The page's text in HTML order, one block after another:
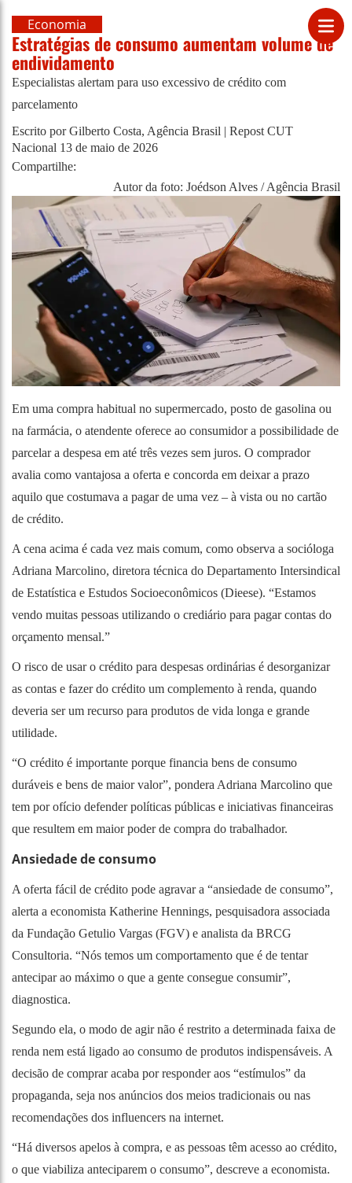
Economia
Estratégias de consumo aumentam volume de
endividamento
Especialistas alertam para uso excessivo de crédito com
parcelamento
Escrito por Gilberto Costa, Agência Brasil | Repost CUT
Nacional 13 de maio de 2026
Compartilhe:
Autor da foto: Joédson Alves / Agência Brasil
Em uma compra habitual no supermercado, posto de gasolina ou
na farmácia, o atendente oferece ao consumidor a possibilidade de
parcelar a despesa em até três vezes sem juros. O comprador
avalia como vantajosa a oferta e concorda em deixar a prazo
aquilo que costumava a pagar de uma vez – à vista ou no cartão
de crédito.
A cena acima é cada vez mais comum, como observa a socióloga
Adriana Marcolino, diretora técnica do Departamento Intersindical
de Estatística e Estudos Socioeconômicos (Dieese). “Estamos
vendo muitas pessoas utilizando o crediário para pagar contas do
orçamento mensal.”
O risco de usar o crédito para despesas ordinárias é desorganizar
as contas e fazer do crédito um complemento à renda, quando
deveria ser um recurso para produtos de vida longa e grande
utilidade.
“O crédito é importante porque financia bens de consumo
duráveis e bens de maior valor”, pondera Adriana Marcolino que
tem por ofício defender políticas públicas e iniciativas financeiras
que resultem em maior poder de compra do trabalhador.
Ansiedade de consumo
A oferta fácil de crédito pode agravar a “ansiedade de consumo”,
alerta a economista Katherine Hennings, pesquisadora associada
da Fundação Getulio Vargas (FGV) e analista da BRCG
Consultoria. “Nós temos um comportamento que é de tentar
antecipar ao máximo o que a gente consegue consumir”,
diagnostica.
Segundo ela, o modo de agir não é restrito a determinada faixa de
renda nem está ligado ao consumo de produtos indispensáveis. A
decisão de comprar acaba por responder aos “estímulos” da
propaganda, seja nos anúncios dos meios tradicionais ou nas
recomendações dos influencers na internet.
“Há diversos apelos à compra, e as pessoas têm acesso ao crédito,
o que viabiliza anteciparem o consumo”, descreve a economista.